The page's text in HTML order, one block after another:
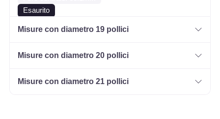
Esaurito
ARCASTING Gladio
18" 8X18 ET38 5x114.3
Esaurito
Misure con diametro 19 pollici
Misure con diametro 20 pollici
Misure con diametro 21 pollici